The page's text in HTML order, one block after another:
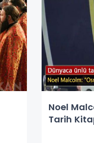
Noel
Tarih